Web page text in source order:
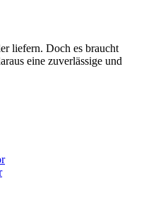
liefern. Doch es braucht
eine zuverlässige und